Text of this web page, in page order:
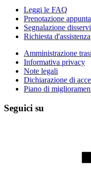
Leggi le FAQ
Prenotazione
Segnalazione
Richiesta d'assistenza
Amministrazione
Informativa privacy
Note legali
Dichiarazione di
Piano di
Seguici su